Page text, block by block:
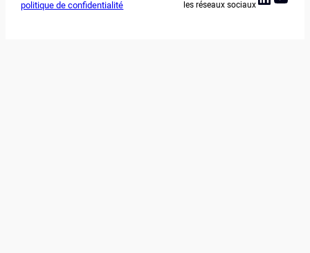
politique de confidentialité
les réseaux sociaux